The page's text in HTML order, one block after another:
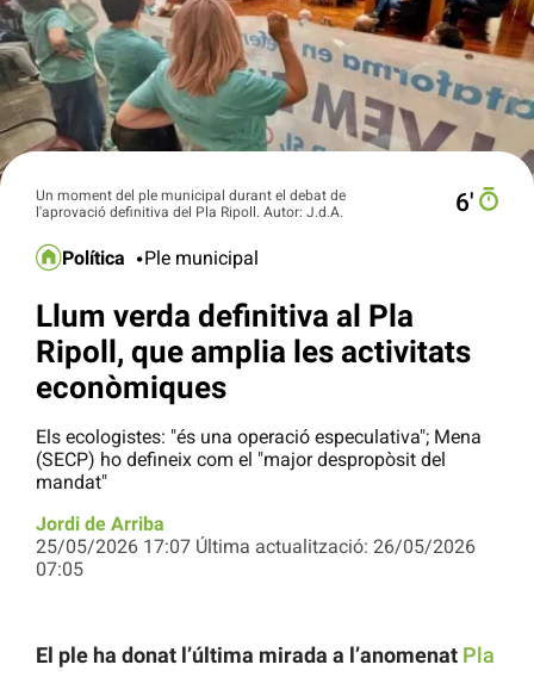
Un moment del ple municipal durant el debat de
l'aprovació definitiva del Pla Ripoll. Autor: J.d.A.
6′
Política Ple municipal
Llum verda definitiva al Pla
Ripoll, que amplia les activitats
econòmiques
Els ecologistes: "és una operació especulativa"; Mena
(SECP) ho defineix com el "major despropòsit del
mandat"
Jordi de Arriba
25/05/2026 17:07 Última actualització: 26/05/2026
07:05
El ple ha donat l’última mirada a l’anomenat Pla